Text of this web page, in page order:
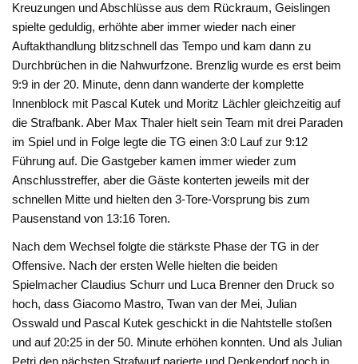
Kreuzungen und Abschlüsse aus dem Rückraum, Geislingen
spielte geduldig, erhöhte aber immer wieder nach einer
Auftakthandlung blitzschnell das Tempo und kam dann zu
Durchbrüchen in die Nahwurfzone. Brenzlig wurde es erst beim
9:9 in der 20. Minute, denn dann wanderte der komplette
Innenblock mit Pascal Kutek und Moritz Lächler gleichzeitig auf
die Strafbank. Aber Max Thaler hielt sein Team mit drei Paraden
im Spiel und in Folge legte die TG einen 3:0 Lauf zur 9:12
Führung auf. Die Gastgeber kamen immer wieder zum
Anschlusstreffer, aber die Gäste konterten jeweils mit der
schnellen Mitte und hielten den 3-Tore-Vorsprung bis zum
Pausenstand von 13:16 Toren.
Nach dem Wechsel folgte die stärkste Phase der TG in der
Offensive. Nach der ersten Welle hielten die beiden
Spielmacher Claudius Schurr und Luca Brenner den Druck so
hoch, dass Giacomo Mastro, Twan van der Mei, Julian
Osswald und Pascal Kutek geschickt in die Nahtstelle stoßen
und auf 20:25 in der 50. Minute erhöhen konnten. Und als Julian